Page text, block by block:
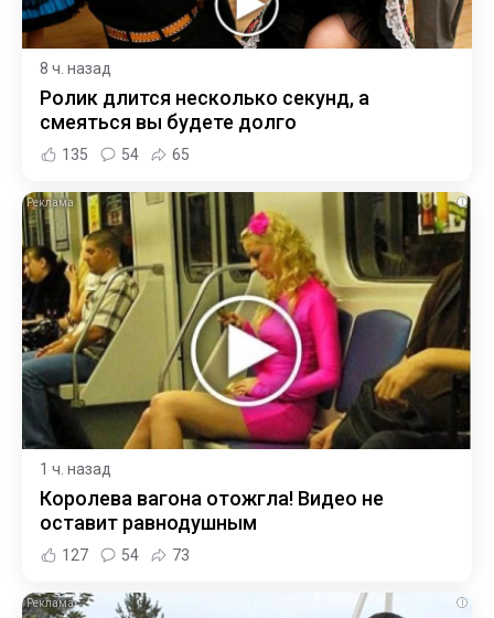
8 ч. назад
Ролик длится несколько секунд, а
смеяться вы будете долго
135 54 65
i
1 ч. назад
Королева вагона отожгла! Видео не
оставит равнодушным
127 54 73
i